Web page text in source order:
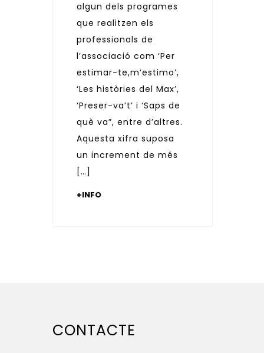
algun dels programes
que realitzen els
professionals de
l’associació com ‘Per
estimar-te,m’estimo’,
‘Les històries del Max’,
‘Preser-va’t’ i ‘Saps de
què va”, entre d’altres.
Aquesta xifra suposa
un increment de més
[…]
+INFO
CONTACTE